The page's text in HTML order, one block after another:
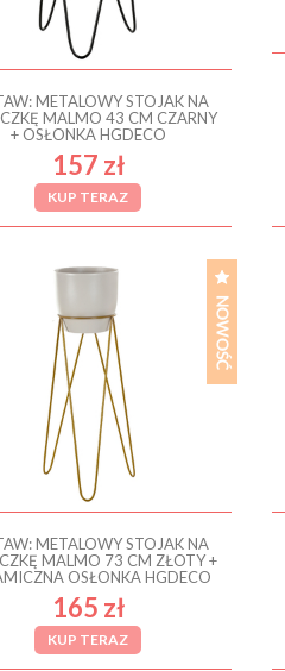
METALOWY STOJAK NA
MALMO 43 CM CZARNY
+ OSŁONKA HGDECO
157 zł
KUP TERAZ
METALOWY STOJAK NA
MALMO 73 CM ZŁOTY +
OSŁONKA HGDECO
165 zł
KUP TERAZ